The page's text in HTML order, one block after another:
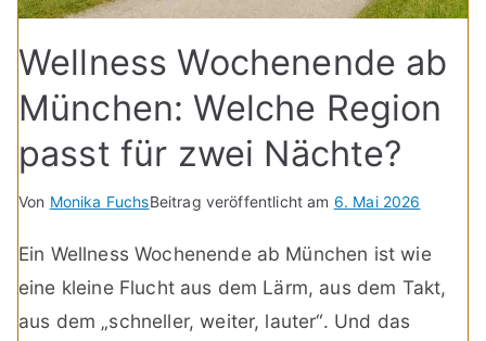
Wellness Wochenende ab
München: Welche Region
passt für zwei Nächte?
Von Monika FuchsBeitrag veröffentlicht am 6. Mai 2026
Ein Wellness Wochenende ab München ist wie
eine kleine Flucht aus dem Lärm, aus dem Takt,
aus dem „schneller, weiter, lauter“. Und das